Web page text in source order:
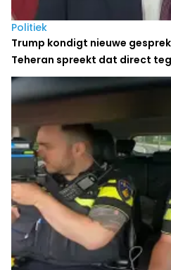
Politiek
Trump kondigt nieuwe
Teheran spreekt dat direct